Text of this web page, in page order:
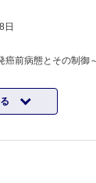
日
前病態とその制御